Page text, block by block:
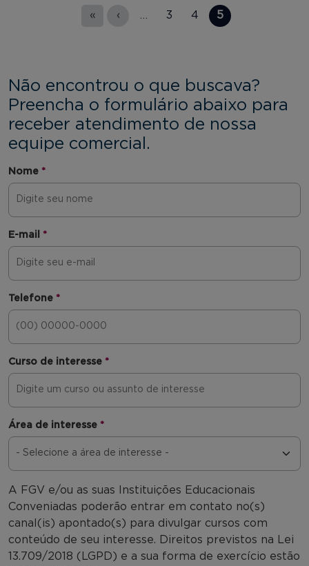
« ‹ 3 4 5
Não encontrou o que buscava?
Preencha o formulário abaixo para
receber atendimento de nossa
equipe comercial.
Nome *
E-mail *
Telefone *
Curso de interesse *
Área de interesse *
A FGV e/ou as suas Instituições Educacionais
Conveniadas poderão entrar em contato no(s)
canal(is) apontado(s) para divulgar cursos com
conteúdo de seu interesse. Direitos previstos na Lei
13.709/2018 (LGPD) e a sua forma de exercício estão